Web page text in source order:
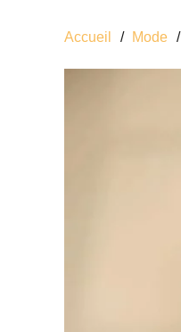
Accueil / Mode /